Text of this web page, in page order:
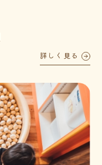
詳しく見る